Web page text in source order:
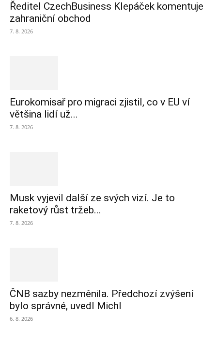
Ředitel CzechBusiness Klepáček komentuje
zahraniční obchod
7. 8. 2026
Eurokomisař pro migraci zjistil, co v EU ví
většina lidí už...
7. 8. 2026
Musk vyjevil další ze svých vizí. Je to
raketový růst tržeb...
7. 8. 2026
ČNB sazby nezměnila. Předchozí zvýšení
bylo správné, uvedl Michl
6. 8. 2026